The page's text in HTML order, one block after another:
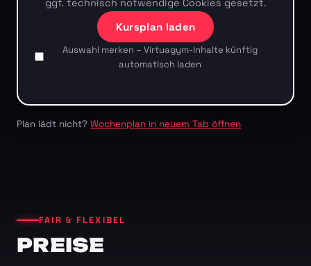
ggf. technisch notwendige Cookies gesetzt.
Kursplan laden
Auswahl merken – Virtuagym-Inhalte künftig
automatisch laden
Plan lädt nicht? Wochenplan in neuem Tab öffnen
FAIR & FLEXIBEL
PREISE